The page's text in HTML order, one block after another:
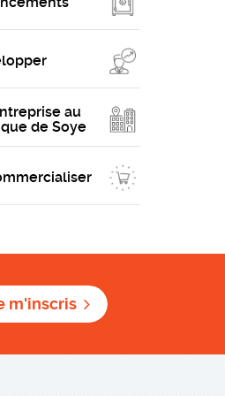
au
de Soye
m'inscris